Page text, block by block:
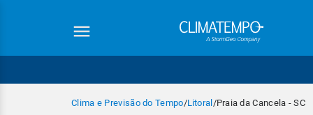
Clima e Previsão do Tempo/Litoral /Praia da Cancela - SC